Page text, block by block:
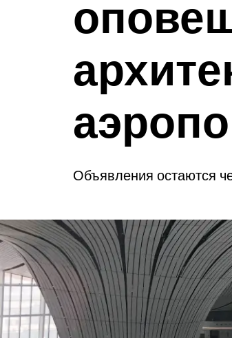
Объявления остаются